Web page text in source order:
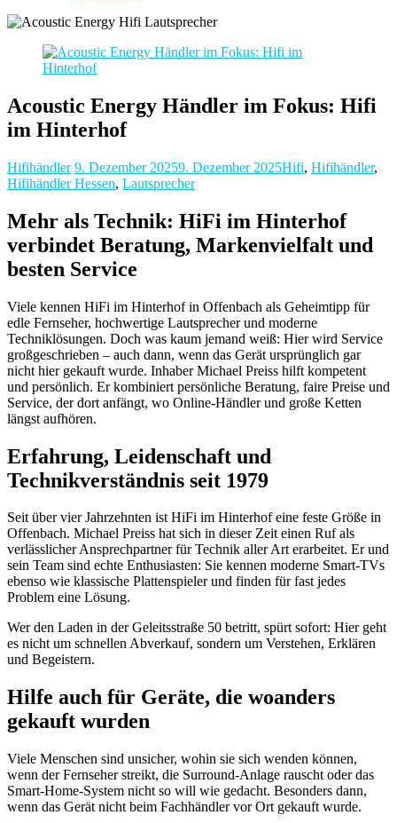
Acoustic Energy Händler im Fokus: Hifi
im Hinterhof
Hifihändler 9. Dezember 20259. Dezember 2025Hifi, Hifihändler,
Hifihändler Hessen, Lautsprecher
Mehr als Technik: HiFi im Hinterhof
verbindet Beratung, Markenvielfalt und
besten Service
Viele kennen HiFi im Hinterhof in Offenbach als Geheimtipp für
edle Fernseher, hochwertige Lautsprecher und moderne
Techniklösungen. Doch was kaum jemand weiß: Hier wird Service
großgeschrieben – auch dann, wenn das Gerät ursprünglich gar
nicht hier gekauft wurde. Inhaber Michael Preiss hilft kompetent
und persönlich. Er kombiniert persönliche Beratung, faire Preise und
Service, der dort anfängt, wo Online-Händler und große Ketten
längst aufhören.
Erfahrung, Leidenschaft und
Technikverständnis seit 1979
Seit über vier Jahrzehnten ist HiFi im Hinterhof eine feste Größe in
Offenbach. Michael Preiss hat sich in dieser Zeit einen Ruf als
verlässlicher Ansprechpartner für Technik aller Art erarbeitet. Er und
sein Team sind echte Enthusiasten: Sie kennen moderne Smart-TVs
ebenso wie klassische Plattenspieler und finden für fast jedes
Problem eine Lösung.
Wer den Laden in der Geleitsstraße 50 betritt, spürt sofort: Hier geht
es nicht um schnellen Abverkauf, sondern um Verstehen, Erklären
und Begeistern.
Hilfe auch für Geräte, die woanders
gekauft wurden
Viele Menschen sind unsicher, wohin sie sich wenden können,
wenn der Fernseher streikt, die Surround-Anlage rauscht oder das
Smart-Home-System nicht so will wie gedacht. Besonders dann,
wenn das Gerät nicht beim Fachhändler vor Ort gekauft wurde.